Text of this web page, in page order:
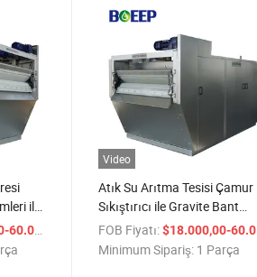
ile
/ Parça
Video
Atık Su Arıtma Tesisi Çamur
Sıkıştırıcı ile Gravite Bant
Kalınlaştırma İşlemi
FOB Fiyatı: $18.000,00-60.000,00
Minimum Sipariş: 1 Parça